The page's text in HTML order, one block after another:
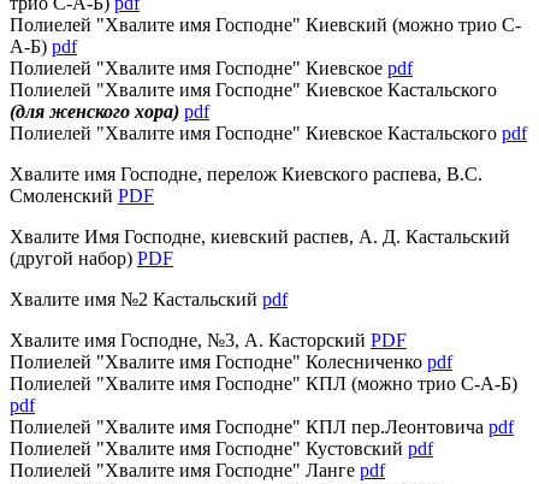
Полиелей "Хвалите имя Господне" Киевский (можно трио С-
А-Б) pdf
Полиелей "Хвалите имя Господне" Киевское pdf
Полиелей "Хвалите имя Господне" Киевское Кастальского
(для женского хора) pdf
Полиелей "Хвалите имя Господне" Киевское Кастальского pdf
Хвалите имя Господне, перелож Киевского распева, В.С.
Смоленский PDF
Хвалите Имя Господне, киевский распев, А. Д. Кастальский
(другой набор) PDF
Хвалите имя №2 Кастальский pdf
Хвалите имя Господне, №3, А. Касторский PDF
Полиелей "Хвалите имя Господне" Колесниченко pdf
Полиелей "Хвалите имя Господне" КПЛ (можно трио С-А-Б)
pdf
Полиелей "Хвалите имя Господне" КПЛ пер.Леонтовича pdf
Полиелей "Хвалите имя Господне" Кустовский pdf
Полиелей "Хвалите имя Господне" Ланге pdf